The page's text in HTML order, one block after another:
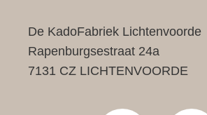
De KadoFabriek Lichtenvoorde
Rapenburgsestraat 24a
7131 CZ LICHTENVOORDE